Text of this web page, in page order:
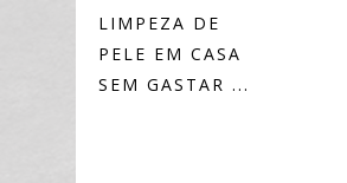
LIMPEZA DE
PELE EM CASA
SEM GASTAR ...